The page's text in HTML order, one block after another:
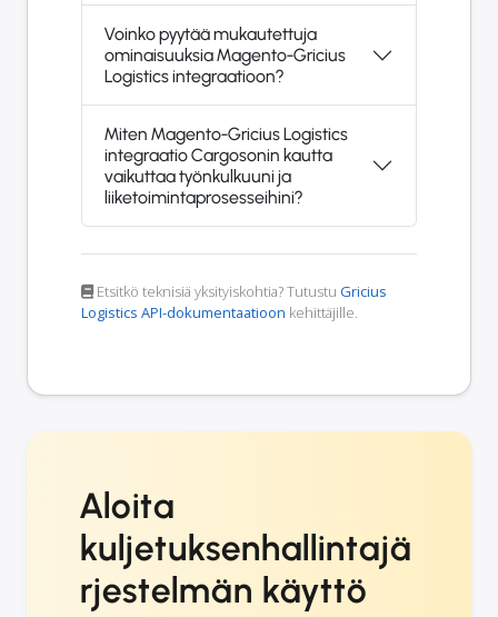
Voinko pyytää mukautettuja
ominaisuuksia Magento-Gricius
Logistics integraatioon?
Miten Magento-Gricius Logistics
integraatio Cargosonin kautta
vaikuttaa työnkulkuuni ja
liiketoimintaprosesseihini?
Etsitkö teknisiä yksityiskohtia? Tutustu Gricius
Logistics API-dokumentaatioon kehittäjille.
Aloita
kuljetuksenhallintajä
rjestelmän käyttö